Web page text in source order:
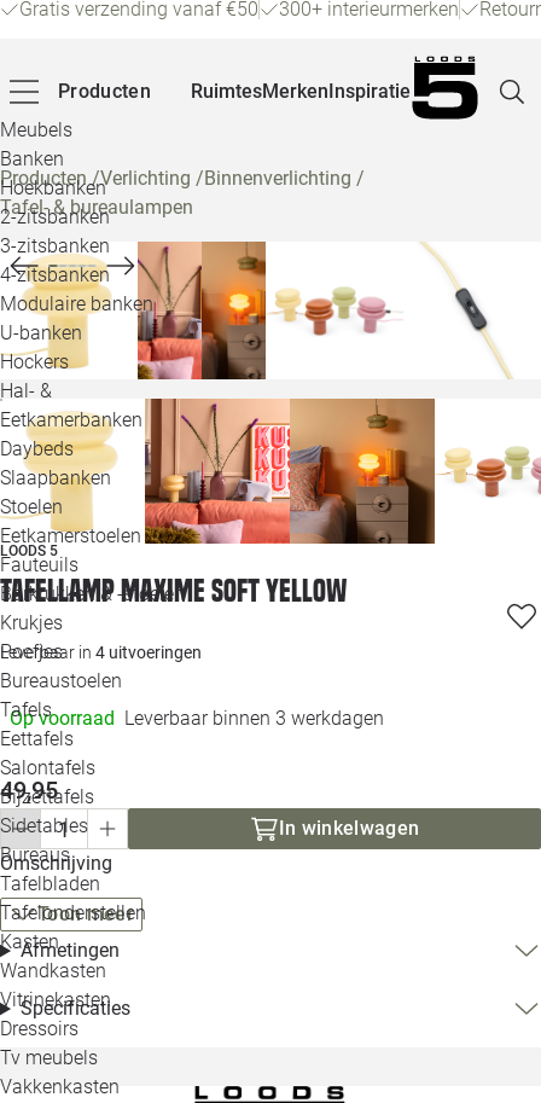
Gratis verzending vanaf €50 300+ interieurmerken
Producten
Meubels
Banken
Hoekbanken
2-zitsbanken
3-zitsbanken
4-zitsbanken
Modulaire banken
U-banken
Hockers
Hal- &
Eetkamerbanken
Daybeds
Slaapbanken
Stoelen
Eetkamerstoelen
Fauteuils
Barkrukken & -stoelen
Krukjes
Poefjes
Bureaustoelen
Tafels
Eettafels
Salontafels
Bijzettafels
Sidetables
Bureaus
Tafelbladen
Tafelonderstellen
Kasten
Wandkasten
Vitrinekasten
Dressoirs
Tv meubels
Vakkenkasten
RuimtesMerkenInspiratie
Producten/Verlichting /Binnenverlichting /
Tafel- & bureaulampen
LOODS 5
Tafellamp Maxime soft yellow
Leverbaar in 4 uitvoeringen
Op voorraad Leverbaar binnen 3 werkdagen
49,95
In winkelwagen
Omschrijving
Toon meer
Afmetingen
Specificaties